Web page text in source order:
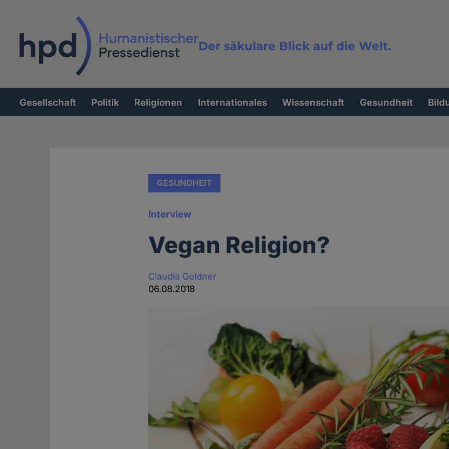
Der säkulare Blick auf die Welt.
Volltextsuche
Hauptnavigation
Gesellschaft Politik Religionen Internationales Wissenschaft Gesundheit
GESUNDHEIT
Interview
Vegan Religion?
Claudia Goldner
06.08.2018